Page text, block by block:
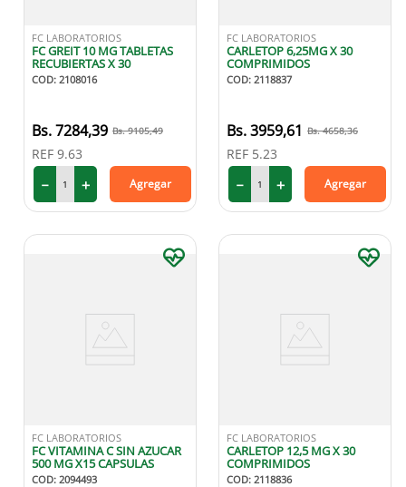
FC LABORATORIOS
FC GREIT 10 MG TABLETAS
RECUBIERTAS X 30
COD: 2108016
7284,39 9105,49
REF 9.63
＋
－ Agregar
FC LABORATORIOS
CARLETOP 6,25MG X 30
COMPRIMIDOS
COD: 2118837
3959,61 4658,36
REF 5.23
＋
－ Agregar
FC LABORATORIOS
FC VITAMINA C SIN AZUCAR
500 MG X15 CAPSULAS
COD: 2094493
FC LABORATORIOS
CARLETOP 12,5 MG X 30
COMPRIMIDOS
COD: 2118836